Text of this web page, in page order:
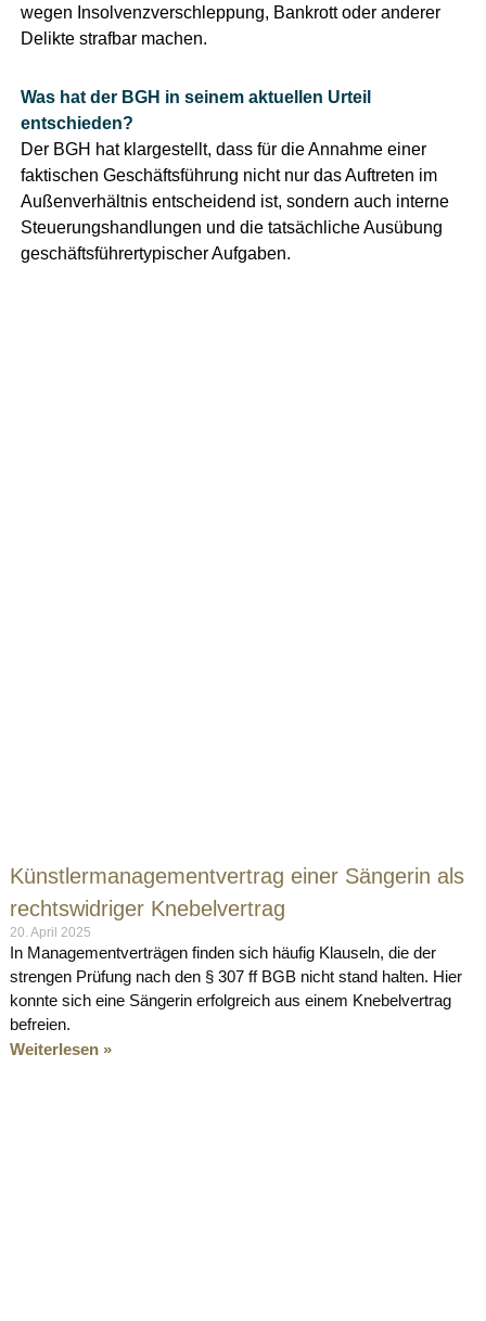
wegen Insolvenzverschleppung, Bankrott oder anderer
Delikte strafbar machen.
Was hat der BGH in seinem aktuellen Urteil
entschieden?
Der BGH hat klargestellt, dass für die Annahme einer
faktischen Geschäftsführung nicht nur das Auftreten im
Außenverhältnis entscheidend ist, sondern auch interne
Steuerungshandlungen und die tatsächliche Ausübung
geschäftsführertypischer Aufgaben.
Künstlermanagementvertrag einer Sängerin als
rechtswidriger Knebelvertrag
20. April 2025
In Managementverträgen finden sich häufig Klauseln, die der
strengen Prüfung nach den § 307 ff BGB nicht stand halten. Hier
konnte sich eine Sängerin erfolgreich aus einem Knebelvertrag
befreien.
Weiterlesen »